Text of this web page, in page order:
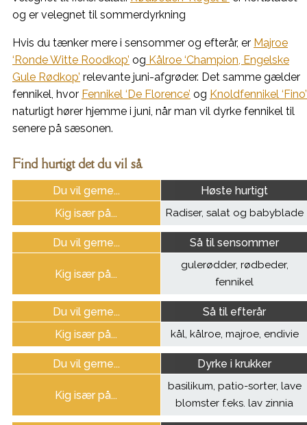
og er velegnet til sommerdyrkning
Hvis du tænker mere i sensommer og efterår, er Majroe
‘Ronde Witte Roodkop’ og Kålroe ‘Champion, Engelske
Gule Rødkop’ relevante juni-afgrøder. Det samme gælder
fennikel, hvor Fennikel ‘De Florence’ og Knoldfennikel ‘Fino’
naturligt hører hjemme i juni, når man vil dyrke fennikel til
senere på sæsonen.
Find hurtigt det du vil så
Du vil gerne...
Kig især på...
Høste hurtigt
Radiser, salat og babyblade
Du vil gerne...
Kig især på...
Så til sensommer
gulerødder, rødbeder,
fennikel
Du vil gerne...
Kig især på...
Så til efterår
kål, kålroe, majroe, endivie
Du vil gerne...
Kig især på...
Dyrke i krukker
basilikum, patio-sorter, lave
blomster f.eks. lav zinnia